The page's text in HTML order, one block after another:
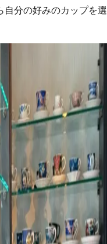
自分の好みのカップを選